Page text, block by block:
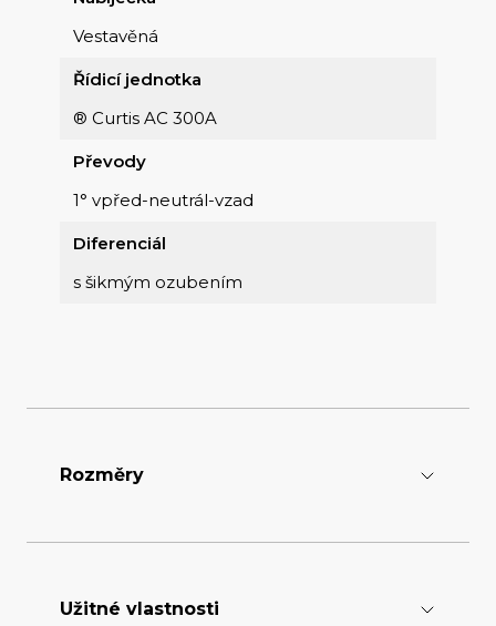
Vestavěná
Řídicí jednotka
® Curtis AC 300A
Převody
1° vpřed-neutrál-vzad
Diferenciál
s šikmým ozubením
Rozměry
Užitné vlastnosti